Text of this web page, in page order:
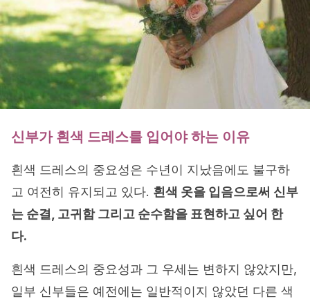
신부가 흰색 드레스를 입어야 하는 이유
흰색 드레스의 중요성은 수년이 지났음에도 불구하
고 여전히 유지되고 있다. 흰색 옷을 입음으로써 신부
는 순결, 고귀함 그리고 순수함을 표현하고 싶어 한
다.
흰색 드레스의 중요성과 그 우세는 변하지 않았지만,
일부 신부들은 예전에는 일반적이지 않았던 다른 색